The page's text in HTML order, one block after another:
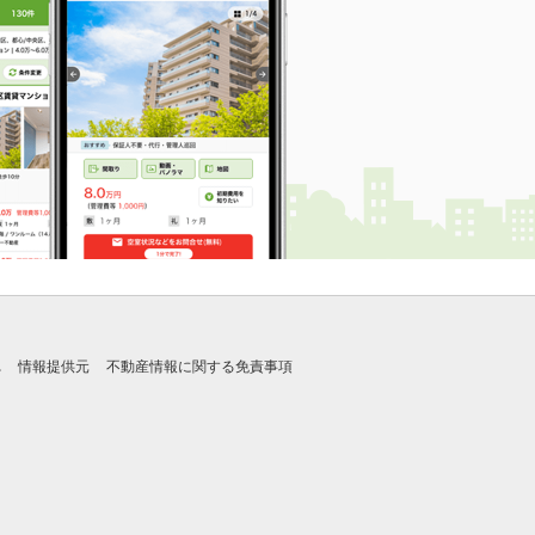
情報提供元 不動産情報に関する免責事項